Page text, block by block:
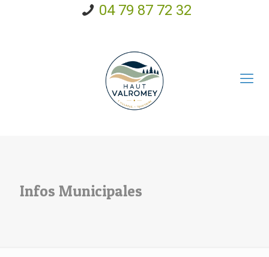
04 79 87 72 32
Infos Municipales